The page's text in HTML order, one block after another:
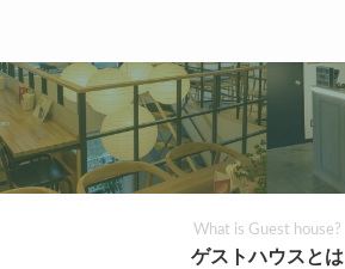
What is Guest house?
ゲストハウスとは